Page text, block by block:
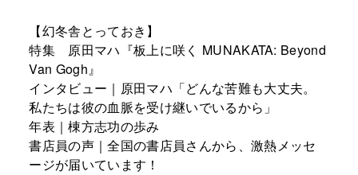
【幻冬舎とっておき】
特集 原田マハ『板上に咲く MUNAKATA: Beyond
Van Gogh』
インタビュー｜原田マハ「どんな苦難も大丈夫。
私たちは彼の血脈を受け継いでいるから」
年表｜棟方志功の歩み
書店員の声｜全国の書店員さんから、激熱メッセ
ージが届いています！